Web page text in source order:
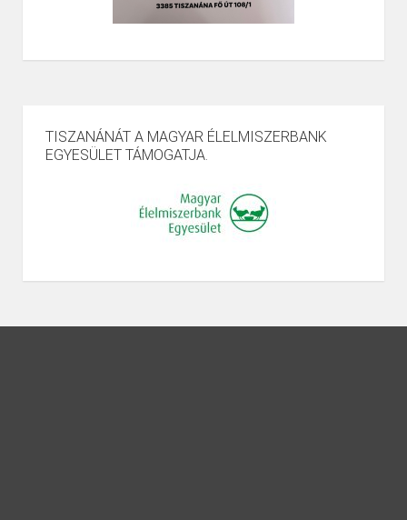
TISZANÁNÁT A MAGYAR ÉLELMISZERBANK
EGYESÜLET TÁMOGATJA.